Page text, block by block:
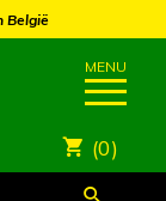
België
(0)